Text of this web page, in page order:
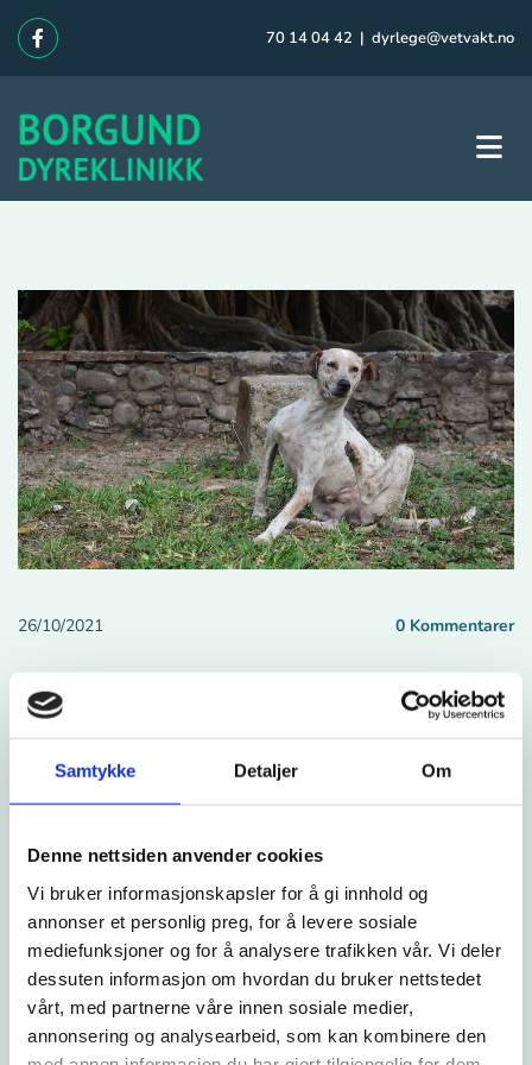
Samtykke Detaljer Om
Denne nettsiden anvender cookies
Vi bruker informasjonskapsler for å gi innhold og
annonser et personlig preg, for å levere sosiale
mediefunksjoner og for å analysere trafikken vår. Vi deler
dessuten informasjon om hvordan du bruker nettstedet
vårt, med partnerne våre innen sosiale medier,
annonsering og analysearbeid, som kan kombinere den
70 14 04 42 | dyrlege@vetvakt.no
26/10/2021 0 Kommentarer
ALLERGI HOS HUND
av disse plages i perioder med kløe og betennelse i hud, øre
og øyne.
I løpet av det siste året har det kommet to nye produkter som
effektivt bidrar til å redusere allergiproblem hos hund:
Specific`s hypoallergene diettfor
(CDD-Hy og COD-
Hy). Dette er to fôrrvarianter som begge er laget på
hydrolysert laks og ris. Hydrolysert laks innebærer at
proteinmolekylene er splittet opp i mindre bestanddeler,